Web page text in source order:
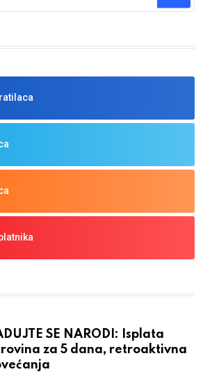
for results.
SE NARODI: Isplata
za 5 dana, retroaktivna